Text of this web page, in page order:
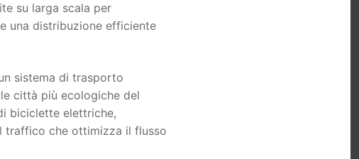
su larga scala per
una distribuzione efficiente
sistema di trasporto
città più ecologiche del
biciclette elettriche,
traffico che ottimizza il flusso